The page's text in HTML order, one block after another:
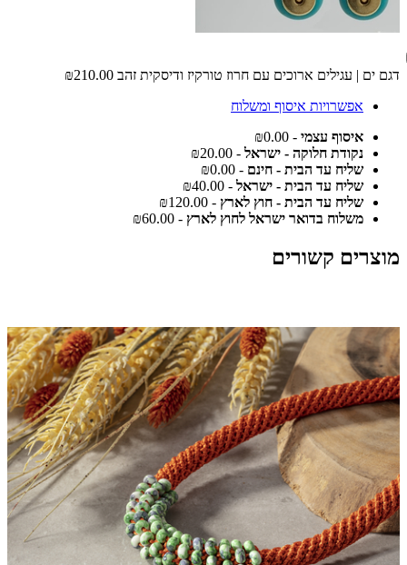
דגם ים | עגילים ארוכים עם חרוז טורקיז ודיסקית זהב ₪210.00
אפשרויות איסוף ומשלוח
איסוף עצמי - ₪0.00
נקודת חלוקה - ישראל - ₪20.00
שליח עד הבית - חינם - ₪0.00
שליח עד הבית - ישראל - ₪40.00
שליח עד הבית - חוץ לארץ - ₪120.00
משלוח בדואר ישראל לחוץ לארץ - ₪60.00
מוצרים קשורים